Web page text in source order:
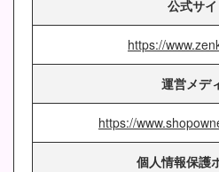
公式サイ
https://
運営メデ
https://
個人情報保護